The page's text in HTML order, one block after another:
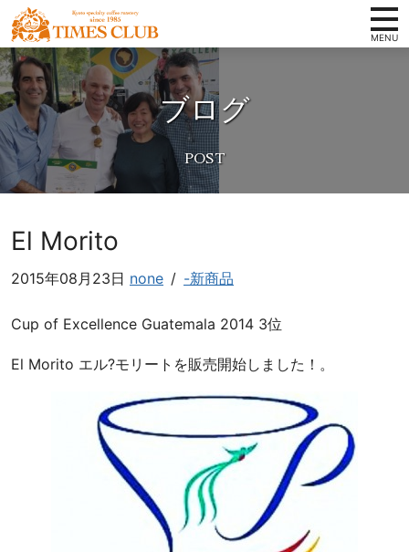
コンテンツへ
ナビゲーションへ
ホームへ
ホーム
タイムズクラブの想い
スペシャルティコーヒーとは
取扱い商品
会社概要
卸案内
写真ギャラリー
お知らせ
オンラインショップ
京
都
ス
ペ
シ
ャ
テ
ィ
コ
ヒ
ー
豆
ブログ
El Morito
2015年08月23日 none / -新商品
Cup of Excellence Guatemala 2014 3位
El Morito エル?モリートを販売開始しました！。